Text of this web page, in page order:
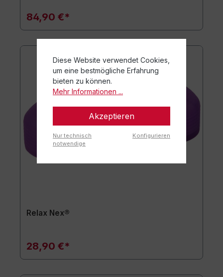
84,90 €*
Relax Nex®
28,90 €*
Diese Website verwendet Cookies,
um eine bestmögliche Erfahrung
bieten zu können.
Mehr Informationen ...
Akzeptieren
Nur technisch
notwendige
Konfigurieren